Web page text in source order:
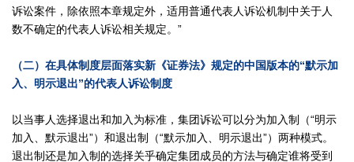
诉讼案件，除依照本章规定外，适用普通代表人诉讼机制中关于人
数不确定的代表人诉讼相关规定。”
（二）在具体制度层面落实新《证券法》规定的中国版本的“默示加
入、明示退出”的代表人诉讼制度
以当事人选择退出和加入为标准，集团诉讼可以分为加入制（“明示
加入、默示退出”）和退出制（“默示加入、明示退出”）两种模式。
退出制还是加入制的选择关乎确定集团成员的方法与确定谁将受到